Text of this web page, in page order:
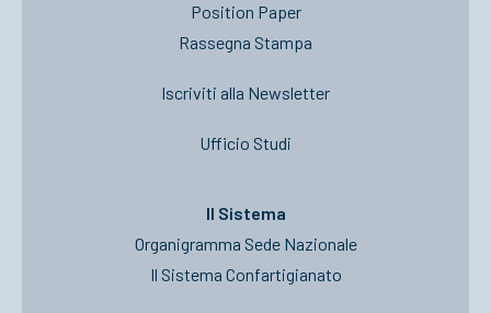
Position Paper
Rassegna Stampa
Iscriviti alla Newsletter
Ufficio Studi
Il Sistema
Organigramma Sede Nazionale
Il Sistema Confartigianato